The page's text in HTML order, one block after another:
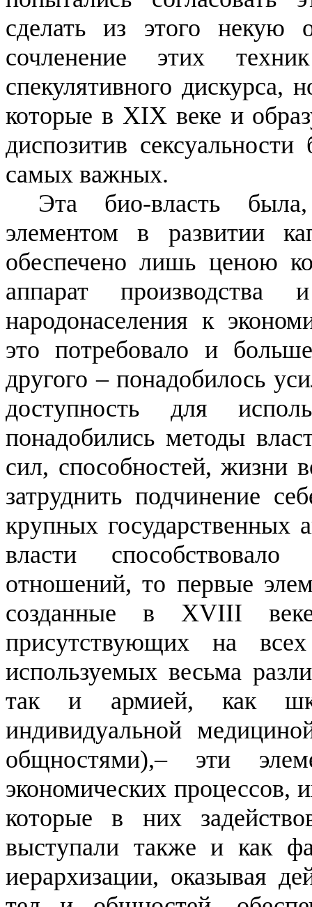
сделать из этого
сочленение этих
спекулятивногодискурса,
которые в XIX веке и
диспозитив
самых важных.
Эта био-власть была,
элементом в развитии
обеспечено лишь ценою
аппарат
народонаселения к
это потребовало и
другого – понадобилось
доступность для
понадобились методы
сил, способностей, жизни
затруднить подчинение
крупных государственных
власти способствовало
отношений, то первые
созданные в XVIII
присутствующих на
используемых весьма
так и армией, как
индивидуальной
общностями),– эти
экономических процессов,
которые в них
выступали также и как
иерархизации, оказывая